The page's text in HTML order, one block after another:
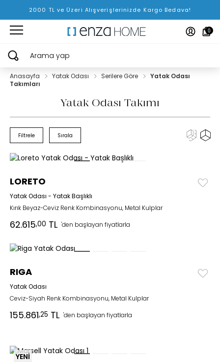
2000 TL ve Üzeri Alışverişlerinizde Kargo Bedava!
0
Arama yap
Anasayfa Yatak Odası Serilere Göre
Yatak Odası
Takımları
Yatak Odası Takımı
Filtrele Sırala
LORETO
Yatak Odası - Yatak Başlıklı
Kırık Beyaz-Ceviz Renk Kombinasyonu, Metal Kulplar
62.615,00 TL 'den başlayan fiyatlarla
RIGA
Yatak Odası
Ceviz-Siyah Renk Kombinasyonu, Metal Kulplar
155.861,25 TL 'den başlayan fiyatlarla
YENİ